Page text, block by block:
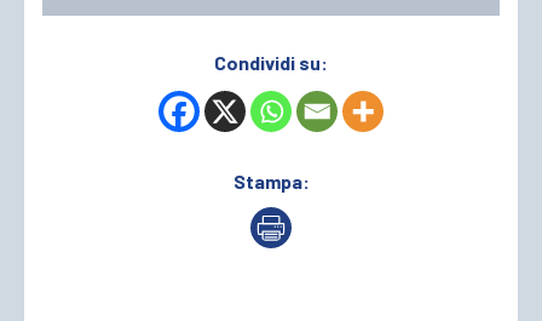
Condividi su:
Stampa: